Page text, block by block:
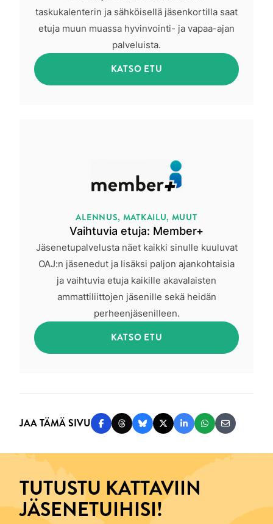
taskukalenterin ja sähköisellä jäsenkortilla saat
etuja muun muassa hyvinvointi- ja vapaa-ajan
palveluista.
KATSO ETU
Vaihtuvia etuja: Member+
ALENNUS, MATKAILU, MUUT
Jäsenetupalvelusta näet kaikki sinulle kuuluvat
OAJ:n jäsenedut ja lisäksi paljon ajankohtaisia
ja vaihtuvia etuja kaikille akavalaisten
ammattiliittojen jäsenille sekä heidän
perheenjäsenilleen.
KATSO ETU
JAA TÄMÄ SIVU Jaa Facebookissa
Jaa Threadsissa
Jaa Blueskyssä
Jaa Twitterissä
Jaa LinkedInissä
Jaa Jaa
TUTUSTU KATTAVIIN
JÄSENETUIHISI!